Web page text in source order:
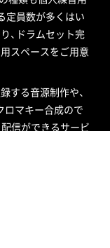
定員数が多くはい
、ドラムセット完
スペースをご用意
する音源制作や、
ロマキー合成ので
信ができるサービ